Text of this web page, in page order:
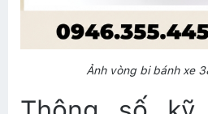
Ảnh vòng bi bánh xe